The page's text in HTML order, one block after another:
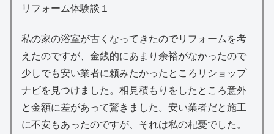
リフォーム体験談１
私の家の浴室が古くなってきたのでリフォームを考
えたのですが、金銭的にあまり余裕がなかったので
少しでも安い業者に頼みたかったところリショップ
ナビを見つけました。相見積もりをしたところ意外
と金額に差があって驚きました。安い業者だと施工
に不安もあったのですが、それは私の杞憂でした。